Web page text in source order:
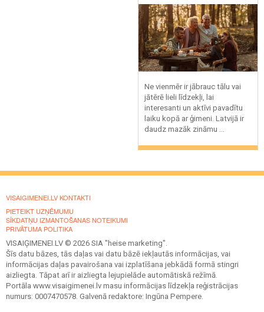
Ne vienmēr ir jābrauc tālu vai
jātērē lieli līdzekļi, lai
interesanti un aktīvi pavadītu
laiku kopā ar ģimeni. Latvijā ir
daudz mazāk zināmu ...
VISAIGIMENEI.LV KONTAKTI
PIETEIKT UZŅĒMUMU
SĪKDATŅU IZMANTOŠANAS NOTEIKUMI
PRIVĀTUMA POLITIKA
VISAIĢIMENEI.LV © 2026 SIA "heise marketing".
Šīs datu bāzes, tās daļas vai datu bāzē iekļautās informācijas, vai
informācijas daļas pavairošana vai izplatīšana jebkādā formā stingri
aizliegta. Tāpat arī ir aizliegta lejupielāde automātiskā režīmā.
Portāla www.visaigimenei.lv masu informācijas līdzekļa reģistrācijas
numurs: 0007470578. Galvenā redaktore: Ingūna Pempere.